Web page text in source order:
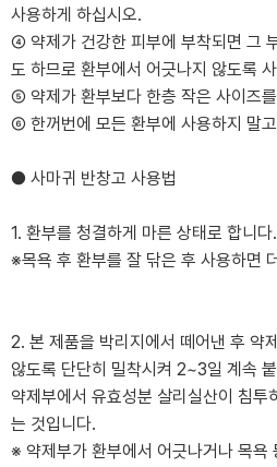
사용하게 하십시오.
④ 약제가 건강한 피부에 부착되면 그
도 하므로 환부에서 어긋나지 않도록
⑤ 약제가 환부보다 한층 작은 사이즈
⑥ 한꺼번에 모든 환부에 사용하지 말
● 사마귀 반창고 사용법
1. 환부를 청결하게 마른 상태로 합니다.
※목욕 후 환부를 잘 닦은 후 사용하면
2. 본 제품을 박리지에서 떼어낸 후 약
않도록 단단히 밀착시켜 2~3일 계속
약제부에서 유효성분 살리실산이 침투
는 것입니다.
※ 약제부가 환부에서 어긋나거나 목욕